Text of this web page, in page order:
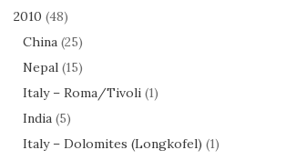
2010 (48)
China (25)
Nepal (15)
Italy – Roma/Tivoli (1)
India (5)
Italy – Dolomites (Longkofel) (1)